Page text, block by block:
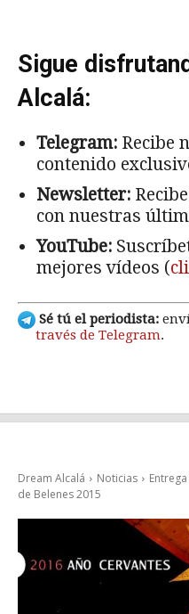
Sigue
Alcalá:
Telegram: Recibe
contenido
Newsletter:
con nuestras
YouTube:
mejores vídeos (
Sé tú el periodista:
través de Telegram.